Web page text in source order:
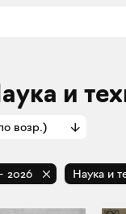
и
возр.)
- 2026 Наука и